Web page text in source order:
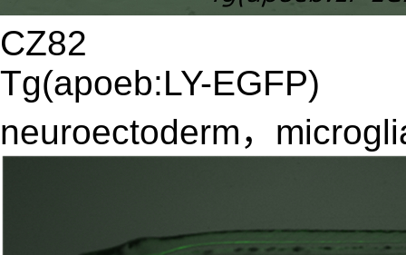
CZ82
Tg(apoeb:LY-EGFP)
neuroectoderm，